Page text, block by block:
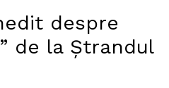
despre
de la Ștrandul